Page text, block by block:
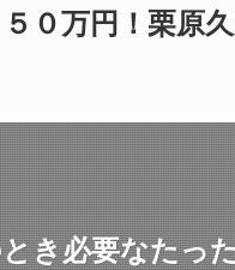
０万円！栗原
き必要なたっ